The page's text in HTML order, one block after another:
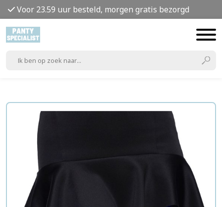
Voor 23.59 uur besteld, morgen gratis bezorgd